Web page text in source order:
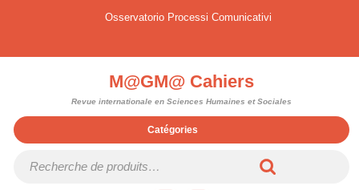
Osservatorio Processi Comunicativi
M@GM@ Cahiers
Revue internationale en Sciences Humaines et Sociales
Catégories
pour :